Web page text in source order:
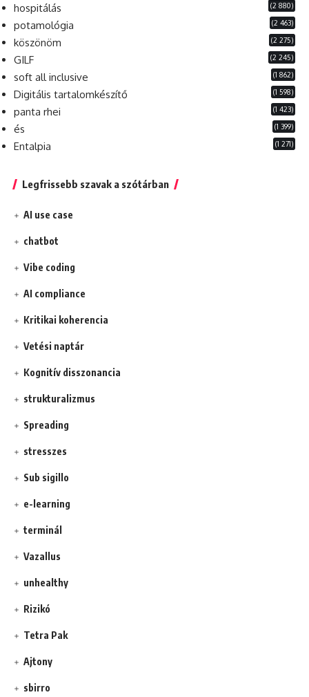
hospitálás (2 880)
potamológia (2 463)
köszönöm (2 275)
GILF (2 245)
soft all inclusive (1 862)
Digitális tartalomkészítő (1 598)
panta rhei (1 423)
és (1 399)
Entalpia (1 271)
Legfrissebb szavak a szótárban
AI use case
chatbot
Vibe coding
AI compliance
Kritikai koherencia
Vetési naptár
Kognitív disszonancia
strukturalizmus
Spreading
stresszes
Sub sigillo
e-learning
terminál
Vazallus
unhealthy
Rizikó
Tetra Pak
Ajtony
sbirro